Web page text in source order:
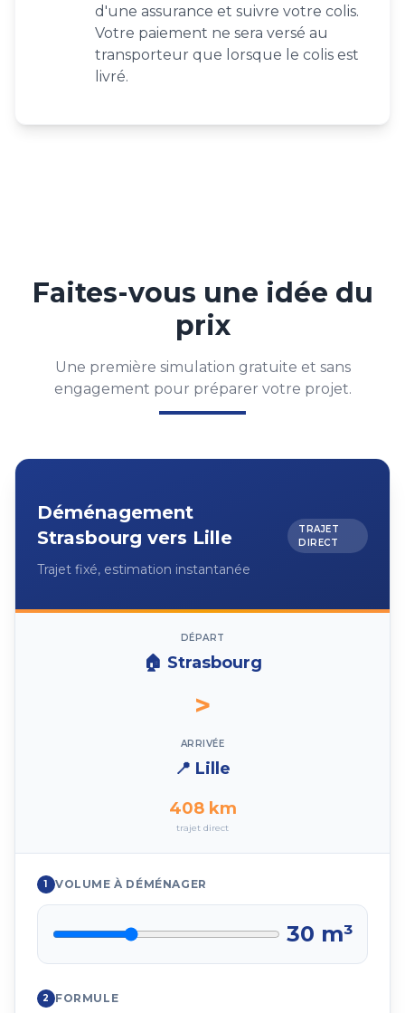
d'une assurance et suivre votre colis.
Votre paiement ne sera versé au
transporteur que lorsque le colis est
livré.
Faites-vous une idée du
prix
Une première simulation gratuite et sans
engagement pour préparer votre projet.
Déménagement
Strasbourg vers Lille
Trajet fixé, estimation instantanée
TRAJET
DIRECT
DÉPART
🏠 Strasbourg
>
ARRIVÉE
📍 Lille
408km
trajet direct
1 VOLUME À DÉMÉNAGER
30 m³
2 FORMULE